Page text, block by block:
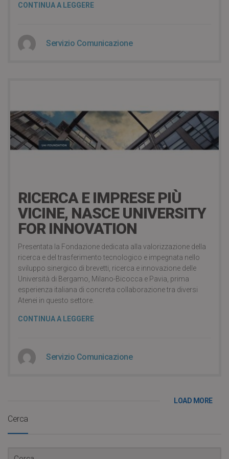
CONTINUA A LEGGERE
Servizio Comunicazione
RICERCA E IMPRESE PIÙ
VICINE, NASCE UNIVERSITY
FOR INNOVATION
Presentata la Fondazione dedicata alla valorizzazione della
ricerca e del trasferimento tecnologico e impegnata nello
sviluppo sinergico di brevetti, ricerca e innovazione delle
Università di Bergamo, Milano-Bicocca e Pavia, prima
esperienza italiana di concreta collaborazione tra diversi
Atenei in questo settore.
CONTINUA A LEGGERE
Servizio Comunicazione
LOAD MORE
Cerca